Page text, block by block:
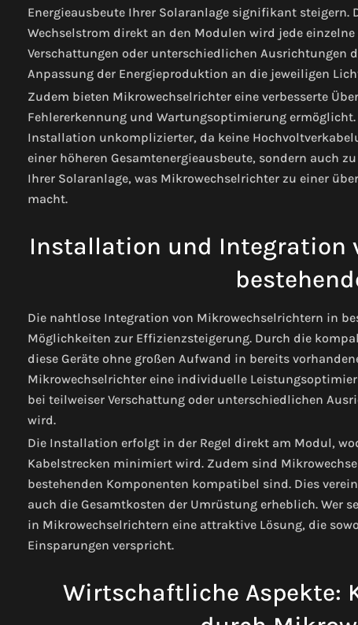
Energieausbeute Ihrer Solaranlage signifikant
Wechselstrom direkt an den Modulen wird jede
Verschattungen oder unterschiedlichen Ausrichtungen
Anpassung der Energieproduktion an die jeweiligen
Zudem bieten Mikrowechselrichter eine verbesserte
Fehlererkennung und Wartungsoptimierung
Installation unkomplizierter, da keine
einer höheren Gesamtenergieausbeute, sondern auch
Ihrer Solaranlage, was Mikrowechselrichter zu einer
macht.
Installation und Integration
Die nahtlose Integration von Mikrowechselrichtern in
Möglichkeiten zur Effizienzsteigerung. Durch die
diese Geräte ohne großen Aufwand in bereits
Mikrowechselrichter eine individuelle
bei teilweiser Verschattung oder unterschiedlichen
wird.
Die Installation erfolgt in der Regel direkt am Modul,
Kabelstrecken minimiert wird. Zudem sind
bestehenden Komponenten kompatibel sind. Dies
auch die Gesamtkosten der Umrüstung erheblich. Wer
in Mikrowechselrichtern eine attraktive Lösung, die
Einsparungen verspricht.
Wirtschaftliche Aspekte: